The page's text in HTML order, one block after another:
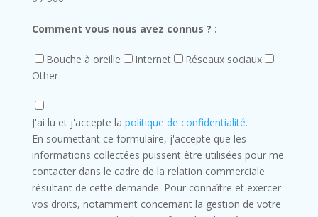
Comment vous nous avez connus ? :
Bouche à oreille Internet
Réseaux sociaux
Other
J'ai lu et j'accepte la politique de confidentialité.
En soumettant ce formulaire, j'accepte que les
informations collectées puissent être utilisées pour me
contacter dans le cadre de la relation commerciale
résultant de cette demande. Pour connaître et exercer
vos droits, notamment concernant la gestion de votre